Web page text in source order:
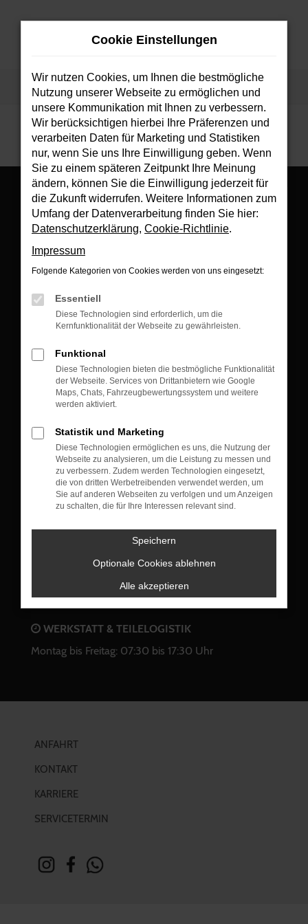
Zum
Startseite Fahrzeugsuche
können Daten an Dritte weitergegeben werden. Wenn Sie damit
einverstanden sind, klicken Sie bitte auf "Bestätigen".
KONTAKT
Münchner Straße 105
83607 Holzkirchen
+49 8024 10 04
VERKAUF
Freitag : 09:00 bis 17:30 Uhr
+49 8024 4773130
WERKSTATT & TEILELOGISTIK
Montag bis Freitag: 07:30 bis 17:30 Uhr
ANFAHRT
KONTAKT
KARRIERE
SERVICETERMIN
Cookie Einstellungen
Wir nutzen Cookies, um Ihnen die bestmögliche
Nutzung unserer Webseite zu ermöglichen und
unsere Kommunikation mit Ihnen zu verbessern.
Wir berücksichtigen hierbei Ihre Präferenzen und
verarbeiten Daten für Marketing und Statistiken
nur, wenn Sie uns Ihre Einwilligung geben. Wenn
Sie zu einem späteren Zeitpunkt Ihre Meinung
ändern, können Sie die Einwilligung jederzeit für
die Zukunft widerrufen. Weitere Informationen zum
Umfang der Datenverarbeitung finden Sie hier:
Datenschutzerklärung, Cookie-Richtlinie.
Impressum
Folgende Kategorien von Cookies werden von uns eingesetzt:
Essentiell
Diese Technologien sind erforderlich, um die
Kernfunktionalität der Webseite zu gewährleisten.
Funktional
Diese Technologien bieten die bestmögliche Funktionalität
der Webseite. Services von Drittanbietern wie Google
Maps, Chats, Fahrzeugbewertungssystem und weitere
werden aktiviert.
Statistik und Marketing
Diese Technologien ermöglichen es uns, die Nutzung der
Webseite zu analysieren, um die Leistung zu messen und
zu verbessern. Zudem werden Technologien eingesetzt,
die von dritten Werbetreibenden verwendet werden, um
Sie auf anderen Webseiten zu verfolgen und um Anzeigen
zu schalten, die für Ihre Interessen relevant sind.
Speichern
Optionale Cookies ablehnen
Alle akzeptieren